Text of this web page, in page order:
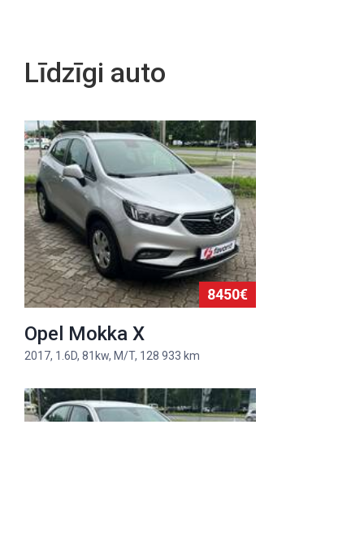
Līdzīgi auto
8450€
Opel Mokka X
2017, 1.6D, 81kw, M/T, 128 933 km